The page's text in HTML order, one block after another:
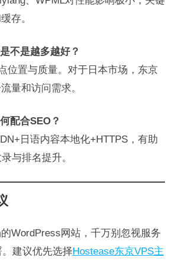
存。
不是越多越好？
位置与质量。对于日本市场，东京
量和访问需求。
配合SEO？
日语内容本地化+HTTPS，有助
与排名提升。
WordPress网站，千万别忽视服务
建议优先选择 Hostease东京VPS主